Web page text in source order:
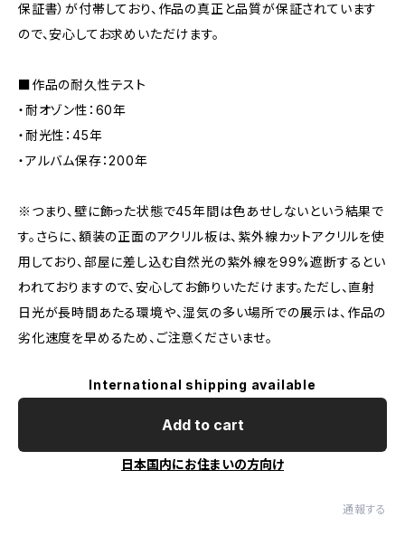
保証書）が付帯しており、作品の真正と品質が保証されています
ので、安心してお求めいただけます。
■作品の耐久性テスト
・耐オゾン性：60年
・耐光性：45年
・アルバム保存：200年
※つまり、壁に飾った状態で45年間は色あせしないという結果で
す。さらに、額装の正面のアクリル板は、紫外線カットアクリルを使
用しており、部屋に差し込む自然光の紫外線を99%遮断するとい
われておりますので、安心してお飾りいただけます。ただし、直射
日光が長時間あたる環境や、湿気の多い場所での展示は、作品の
劣化速度を早めるため、ご注意くださいませ。
International shipping available
Add to cart
日本国内にお住まいの方向け
通報する